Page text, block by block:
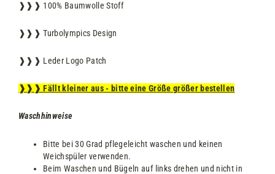
❱❱❱ 100% Baumwolle Stoff
❱❱❱ Turbolympics Design
❱❱❱ Leder Logo Patch
❱❱❱ Fällt kleiner aus - bitte eine Größe größer bestellen
Waschhinweise
Bitte bei 30 Grad pflegeleicht waschen und keinen
Weichspüler verwenden.
Beim Waschen und Bügeln auf links drehen und nicht in